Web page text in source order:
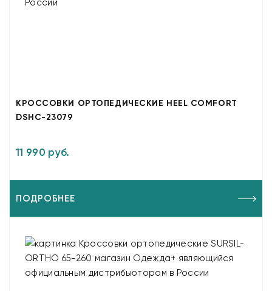
КРОССОВКИ ОРТОПЕДИЧЕСКИЕ HEEL COMFORT
DSHC-23079
11 990 руб.
ПОДРОБНЕЕ